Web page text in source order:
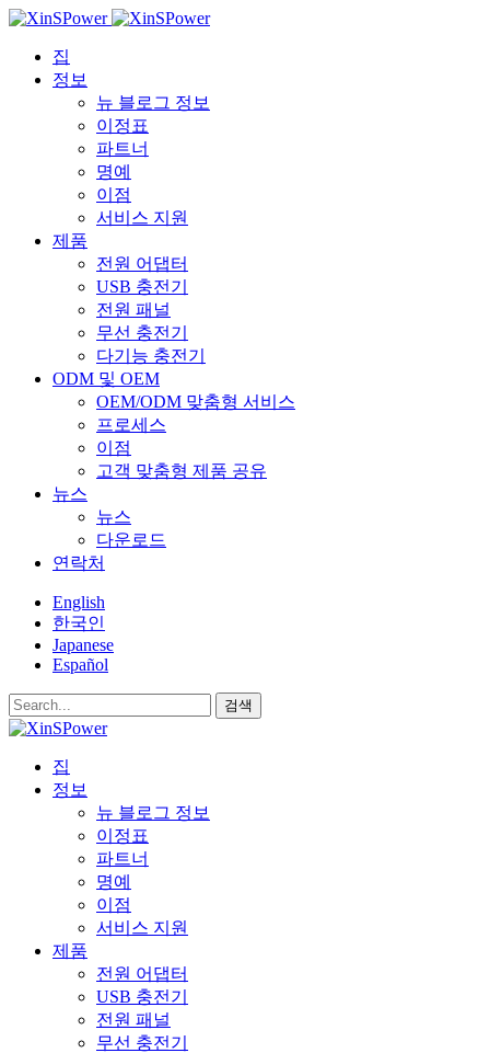
집
정보
뉴 블로그 정보
이정표
파트너
명예
이점
서비스 지원
제품
전원 어댑터
USB 충전기
전원 패널
무선 충전기
다기능 충전기
ODM 및 OEM
OEM/ODM 맞춤형 서비스
프로세스
이점
고객 맞춤형 제품 공유
뉴스
뉴스
다운로드
연락처
English
한국인
Japanese
Español
검색
집
정보
뉴 블로그 정보
이정표
파트너
명예
이점
서비스 지원
제품
전원 어댑터
USB 충전기
전원 패널
무선 충전기